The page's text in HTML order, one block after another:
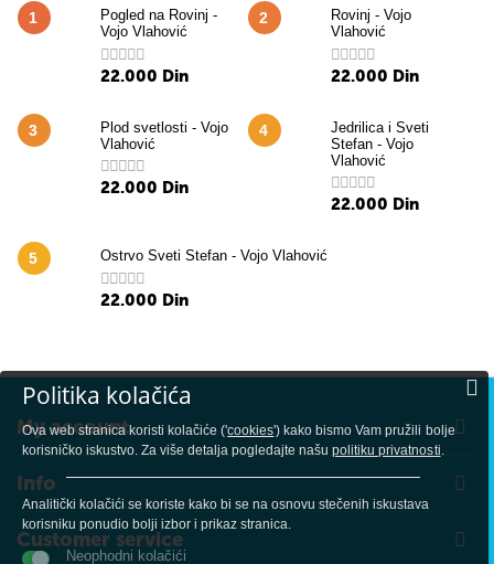
1
Pogled na Rovinj -
Vojo Vlahović
22.000 Din
2
Rovinj - Vojo
Vlahović
22.000 Din
3
Plod svetlosti - Vojo
Vlahović
22.000 Din
4
Jedrilica i Sveti
Stefan - Vojo
Vlahović
22.000 Din
5 Ostrvo Sveti Stefan - Vojo Vlahović
22.000 Din
My account
Info
Customer service
Politika kolačića
Ova web stranica koristi kolačiće ('cookies') kako bismo Vam pružili bolje
korisničko iskustvo. Za više detalja pogledajte našupolitiku privatnosti.
Analitički kolačići se koriste kako bi se na osnovu stečenih iskustava
korisniku ponudio bolji izbor i prikaz stranica.
Neophodni kolačići